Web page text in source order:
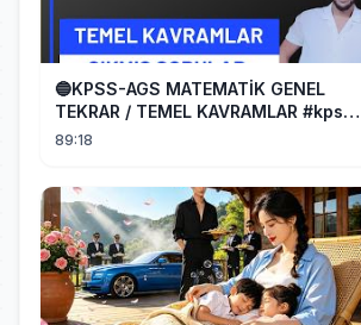
🔵KPSS-AGS MATEMATİK GENEL
TEKRAR / TEMEL KAVRAMLAR #kpss
#ags
89:18